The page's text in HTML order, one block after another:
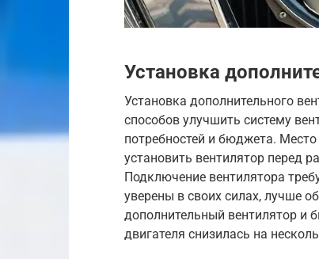
Установка
Установка дополнительного
способов улучшить систему
потребностей и бюджета.
установить вентилятор перед
Подключение вентилятора
уверены в своих силах, лучше
дополнительный вентилятор и
двигателя снизилась на